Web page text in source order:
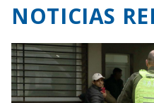
NOTICIAS